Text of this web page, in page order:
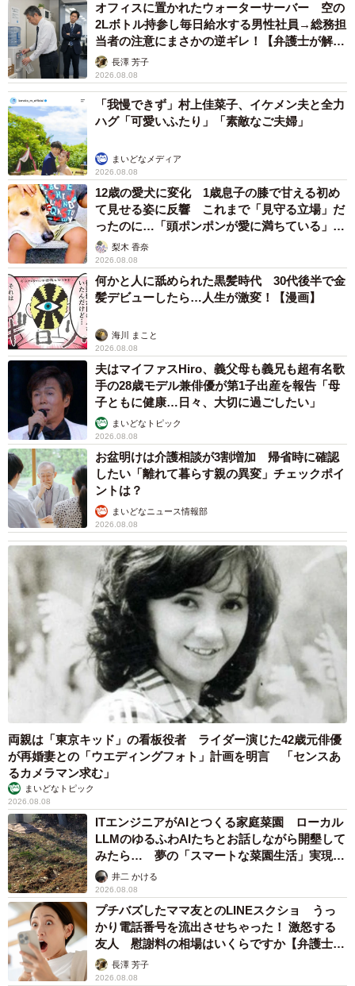
6/12
今までにボディメイクに励んだ経験はありますか？（提供画像）
7/12
現在のボディラインはどうなっていますか？（提供画像）
最後に、「ボディメイク」について聞いたところ、65.1％
の人が「ボディメイクに励んだ経験がある」と回答。さら
に、ボディメイクに励んだ結果については、「一時的に理
想のボディになれたものの、その後戻ってしまった」
（35.9％）、「継続できず、理想的な結果は得られなかっ
た」（24.8％）、「継続したものの、まったく結果が得ら
れなかった」（14.2％）など、約7割の人が結果が伴わなか
った一方で、「完璧ではないが、理想のボディに近づい
た」（21.1％）、「理想のボディを実現し、維持できてい
る」（4.0％）など、成功している人も一定数みられたそう
です。
オフィスに置かれたウォーターサーバー 空の
2Lボトル持参し毎日給水する男性社員→総務担
当者の注意にまさかの逆ギレ！【弁護士が解
説】長澤 芳子
2026.08.08
「我慢できず」村上佳菜子、イケメン夫と全力
ハグ「可愛いふたり」「素敵なご夫婦」
まいどなメディア
2026.08.08
12歳の愛犬に変化 1歳息子の膝で甘える初め
て見せる姿に反響 これまで「見守る立場」だ
ったのに…「頭ポンポンが愛に満ちている」
「尊…」
梨木 香奈
2026.08.08
何かと人に舐められた黒髪時代 30代後半で金
髪デビューしたら…人生が激変！【漫画】
海川 まこと
2026.08.08
夫はマイファスHiro、義父母も義兄も超有名歌
手の28歳モデル兼俳優が第1子出産を報告「母
子ともに健康…日々、大切に過ごしたい」
まいどなトピック
2026.08.08
お盆明けは介護相談が3割増加 帰省時に確認
したい「離れて暮らす親の異変」チェックポイ
ントは？
まいどなニュース情報部
2026.08.08
両親は「東京キッド」の看板役者 ライダー演じた42歳元俳優
が再婚妻との「ウエディングフォト」計画を明言 「センスあ
るカメラマン求む」
まいどなトピック
2026.08.08
ITエンジニアがAIとつくる家庭菜園 ローカル
LLMのゆるふわAIたちとお話しながら開墾して
みたら… 夢の「スマートな菜園生活」実現な
るか井二 かける
2026.08.08
プチバズしたママ友とのLINEスクショ うっ
かり電話番号を流出させちゃった！ 激怒する
友人 慰謝料の相場はいくらですか【弁護士が
解説】長澤 芳子
2026.08.08